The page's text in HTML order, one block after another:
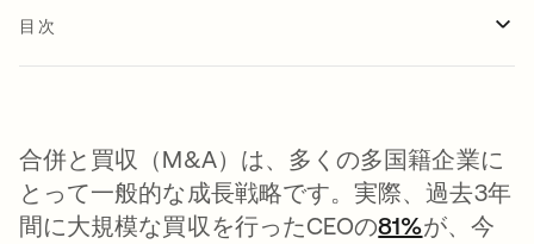
目次
合併と買収（M&A）は、多くの多国籍企業に
とって一般的な成長戦略です。実際、過去3年
間に大規模な買収を行ったCEOの81%新しいタ
が、今